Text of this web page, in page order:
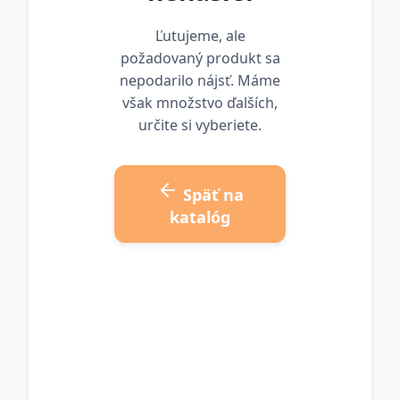
Ľutujeme, ale
požadovaný produkt sa
nepodarilo nájsť. Máme
však množstvo ďalších,
určite si vyberiete.
Späť na
katalóg